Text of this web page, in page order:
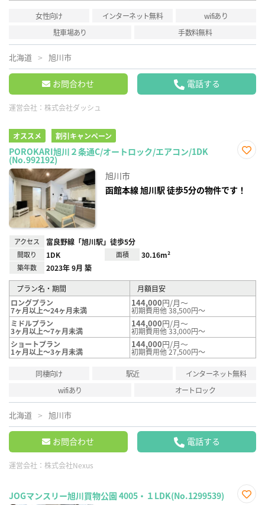
女性向け インターネット無料
wifiあり
駐車場あり
手数料無料
北海道 旭川市
お問合わせ 電話する
運営会社： 株式会社ダッシュ
オススメ 割引キャンペーン
POROKARI旭川２条通C/オートロック/エアコン/1DK
(No.992192)
録
旭川市
函館本線 旭川駅 徒歩5分の物件です！
アクセス 富良野線「旭川駅」徒歩5分
間取り 1DK 面積 30.16m²
築年数 2023年 9月 築
プラン名・期間
月額目安
ロングプラン
7ヶ月以上～24ヶ月未満
144,000円/月～
初期費用他 38,500円～
ミドルプラン
3ヶ月以上～7ヶ月未満
144,000円/月～
初期費用他 33,000円～
ショートプラン
1ヶ月以上～3ヶ月未満
144,000円/月～
初期費用他 27,500円～
同棲向け 駅近
インターネット無料
wifiあり
オートロック
北海道 旭川市
お問合わせ 電話する
運営会社： 株式会社Nexus
JOGマンスリー旭川買物公園 4005・１LDK(No.1299539)